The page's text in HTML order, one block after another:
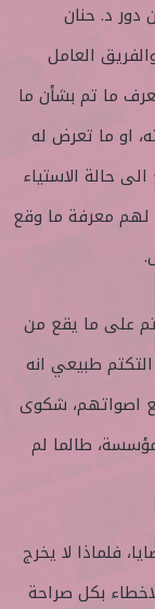
دور د. حنان
العامل
ما تم بشأن ما
او ما تعرض له
حالة الاستياء
لهم معرفة ما وقع
على ما يقع من
طبيعي انه
اصواتهم، شكوى
طالما لم
فلماذا لا يخرج
بكل صراحة